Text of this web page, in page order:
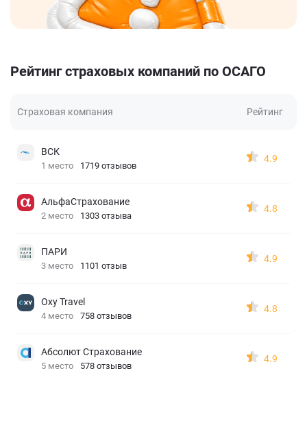
Рейтинг страховых компаний по ОСАГО
Страховая компания Рейтинг
ВСК
1 место 1719 отзывов
4.9
АльфаСтрахование
2 место 1303 отзыва
4.8
ПАРИ
3 место 1101 отзыв
4.9
Oxy Travel
4 место 758 отзывов
4.8
Абсолют Страхование
5 место 578 отзывов
4.9